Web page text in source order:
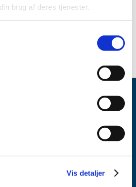
brug af deres tjenester.
Vis detaljer